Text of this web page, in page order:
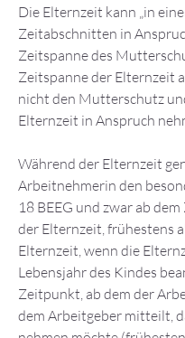
Die Elternzeit kann „in
Zeitabschnitten in
Zeitspanne des
Zeitspanne der Elternzeit
nicht den Mutterschutz
Elternzeit in Anspruch
Während der Elternzeit
Arbeitnehmerin den
18 BEEG und zwar ab
der Elternzeit, frühestens
Elternzeit, wenn die
Lebensjahr des Kindes
Zeitpunkt, ab dem der
dem Arbeitgeber mitteilt,